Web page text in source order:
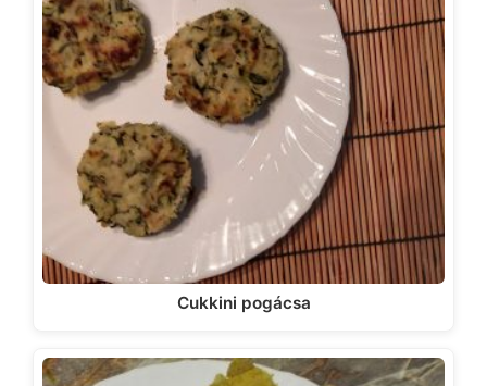
Cukkini pogácsa